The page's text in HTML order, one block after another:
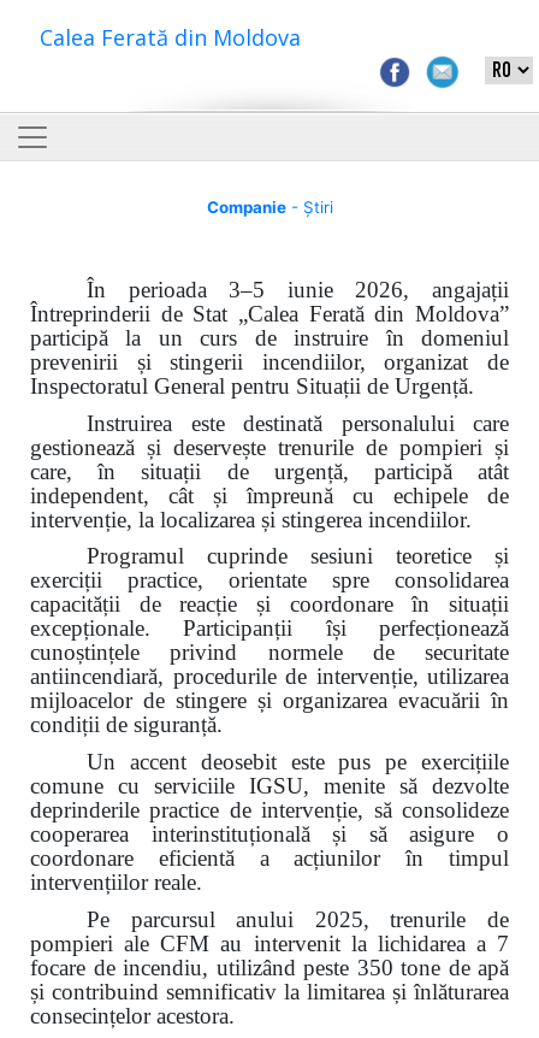
Calea Ferată din Moldova
Companie- Știri
În perioada 3–5 iunie 2026, angajații
Întreprinderii de Stat „Calea Ferată din Moldova”
participă la un curs de instruire în domeniul
prevenirii și stingerii incendiilor, organizat de
Inspectoratul General pentru Situații de Urgență.
Instruirea este destinată personalului care
gestionează și deservește trenurile de pompieri și
care, în situații de urgență, participă atât
independent, cât și împreună cu echipele de
intervenție, la localizarea și stingerea incendiilor.
Programul cuprinde sesiuni teoretice și
exerciții practice, orientate spre consolidarea
capacității de reacție și coordonare în situații
excepționale. Participanții își perfecționează
cunoștințele privind normele de securitate
antiincendiară, procedurile de intervenție, utilizarea
mijloacelor de stingere și organizarea evacuării în
condiții de siguranță.
Un accent deosebit este pus pe exercițiile
comune cu serviciile IGSU, menite să dezvolte
deprinderile practice de intervenție, să consolideze
cooperarea interinstituțională și să asigure o
coordonare eficientă a acțiunilor în timpul
intervențiilor reale.
Pe parcursul anului 2025, trenurile de
pompieri ale CFM au intervenit la lichidarea a 7
focare de incendiu, utilizând peste 350 tone de apă
și contribuind semnificativ la limitarea și înlăturarea
consecințelor acestora.